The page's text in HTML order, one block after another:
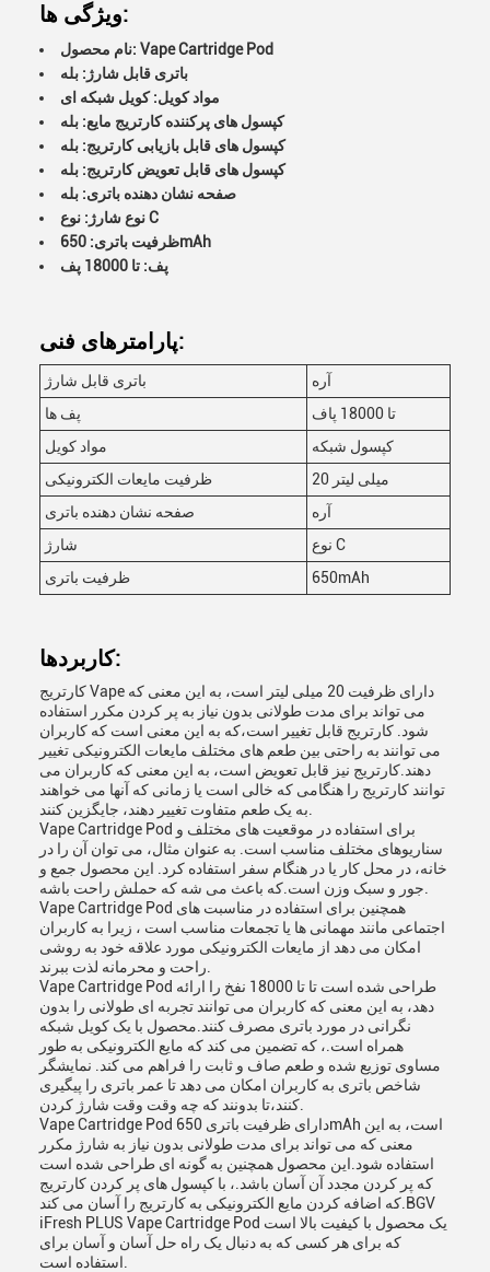
ویژگی ها:
نام محصول: Vape Cartridge Pod
باتری قابل شارژ: بله
مواد کویل: کویل شبکه ای
کپسول های پرکننده کارتریج مایع: بله
کپسول های قابل بازیابی کارتریج: بله
کپسول های قابل تعویض کارتریج: بله
صفحه نشان دهنده باتری: بله
نوع شارژ: نوع C
ظرفیت باتری: 650mAh
پف: تا 18000 پف
پارامترهای فنی:
باتری قابل شارژ
آره
پف ها
تا 18000 پاف
مواد کویل
کپسول شبکه
ظرفیت مایعات الکترونیکی
20 میلی لیتر
صفحه نشان دهنده باتری
آره
شارژ
نوع C
ظرفیت باتری
650mAh
کاربردها:
کارتریج Vape دارای ظرفیت 20 میلی لیتر است، به این معنی که
می تواند برای مدت طولانی بدون نیاز به پر کردن مکرر استفاده
شود. کارتریج قابل تغییر است،که به این معنی است که کاربران
می توانند به راحتی بین طعم های مختلف مایعات الکترونیکی تغییر
دهند.کارتریج نیز قابل تعویض است، به این معنی که کاربران می
توانند کارتریج را هنگامی که خالی است یا زمانی که آنها می خواهند
Vape Cartridge Pod برای استفاده در موقعیت های مختلف و
سناریوهای مختلف مناسب است. به عنوان مثال، می توان آن را در
خانه، در محل کار یا در هنگام سفر استفاده کرد. این محصول جمع و
جور و سبک وزن است.که باعث می شه که حملش راحت باشه.
Vape Cartridge Pod همچنین برای استفاده در مناسبت های
اجتماعی مانند مهمانی ها یا تجمعات مناسب است ، زیرا به کاربران
امکان می دهد از مایعات الکترونیکی مورد علاقه خود به روشی
Vape Cartridge Pod طراحی شده است تا تا 18000 نفخ را ارائه
دهد، به این معنی که کاربران می توانند تجربه ای طولانی را بدون
نگرانی در مورد باتری مصرف کنند.محصول با یک کویل شبکه
همراه است.، که تضمین می کند که مایع الکترونیکی به طور
مساوی توزیع شده و طعم صاف و ثابت را فراهم می کند. نمایشگر
شاخص باتری به کاربران امکان می دهد تا عمر باتری را پیگیری
Vape Cartridge Pod دارای ظرفیت باتری 650mAh است، به این
معنی که می تواند برای مدت طولانی بدون نیاز به شارژ مکرر
استفاده شود.این محصول همچنین به گونه ای طراحی شده است
که پر کردن مجدد آن آسان باشد.، با کپسول های پر کردن کارتریج
که اضافه کردن مایع الکترونیکی به کارتریج را آسان می کند.BGV
iFresh PLUS Vape Cartridge Pod یک محصول با کیفیت بالا است
که برای هر کسی که به دنبال یک راه حل آسان و آسان برای